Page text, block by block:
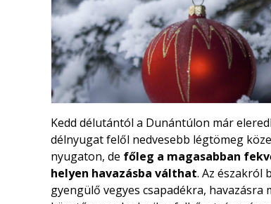
Kedd délutántól a Dunántúlon már
délnyugat felől nedvesebb légtömeg
nyugaton, de főleg a magasabban
helyen havazásba válthat. Az északról
gyengülő vegyes csapadékra,